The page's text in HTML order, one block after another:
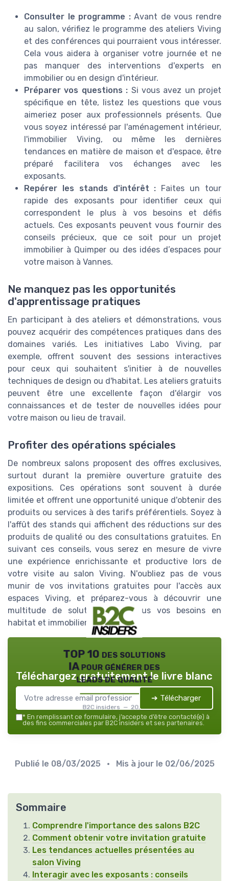
Consulter le programme :Avant de vous rendre
au salon, vérifiez le programme des ateliers Viving
et des conférences qui pourraient vous intéresser.
Cela vous aidera à organiser votre journée et ne
pas manquer des interventions d'experts en
immobilier ou en design d'intérieur.
Préparer vos questions : Si vous avez un projet
spécifique en tête, listez les questions que vous
aimeriez poser aux professionnels présents. Que
vous soyez intéressé par l'aménagement intérieur,
l'immobilier Viving, ou même les dernières
tendances en matière de maison et d'espace, être
préparé facilitera vos échanges avec les
exposants.
Repérer les stands d'intérêt : Faites un tour
rapide des exposants pour identifier ceux qui
correspondent le plus à vos besoins et défis
actuels. Ces exposants peuvent vous fournir des
conseils précieux, que ce soit pour un projet
immobilier à Quimper ou des idées d’espaces pour
votre maison à Vannes.
Ne manquez pas les opportunités
d'apprentissage pratiques
En participant à des ateliers et démonstrations, vous
pouvez acquérir des compétences pratiques dans des
domaines variés. Les initiatives Labo Viving, par
exemple, offrent souvent des sessions interactives
pour ceux qui souhaitent s'initier à de nouvelles
techniques de design ou d'habitat. Les ateliers gratuits
peuvent être une excellente façon d'élargir vos
connaissances et de tester de nouvelles idées pour
votre maison ou lieu de travail.
Profiter des opérations spéciales
De nombreux salons proposent des offres exclusives,
surtout durant la première ouverture gratuite des
expositions. Ces opérations sont souvent à durée
limitée et offrent une opportunité unique d'obtenir des
produits ou services à des tarifs préférentiels. Soyez à
l'affût des stands qui affichent des réductions sur des
produits de qualité ou des consultations gratuites. En
suivant ces conseils, vous serez en mesure de vivre
une expérience enrichissante et productive lors de
votre visite au salon Viving. N'oubliez pas de vous
munir de vos invitations gratuites pour l'accès aux
espaces Viving, et préparez-vous à découvrir une
multitude de solutions pour tous vos besoins en
habitat et immobilier.
TOP 10 des solutions
IA pour générer des
leads de qualité
B2C insiders — 2026
Téléchargez gratuitement le livre blanc
➔ Télécharger
* En remplissant ce formulaire, j’accepte d’être contacté(e) à
des fins commerciales par B2C insiders et ses partenaires.
Publié le 08/03/2025 • Mis à jour le 02/06/2025
Sommaire
Comprendre l'importance des salons B2C
Comment obtenir votre invitation gratuite
Les tendances actuelles présentées au
salon Viving
Interagir avec les exposants : conseils